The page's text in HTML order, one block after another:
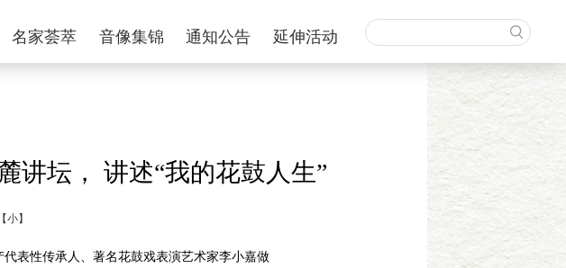
名家荟萃 音像集锦 通知公告 延伸活动
讲坛， 讲述“我的花鼓人生”
【小】
表性传承人、著名花鼓戏表演艺术家李小嘉做